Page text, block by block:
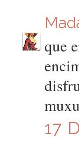
que
muxu
17